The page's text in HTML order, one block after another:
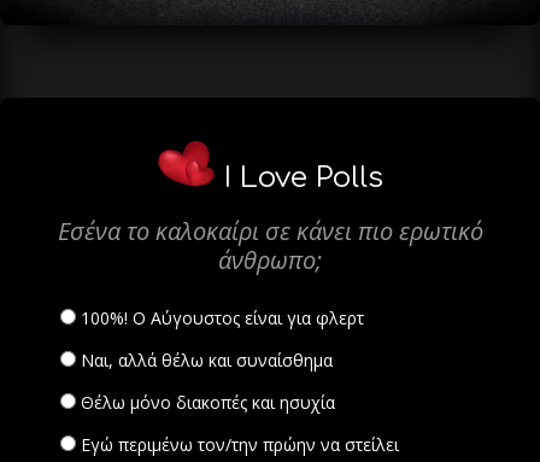
I Love Polls
Εσένα το καλοκαίρι σε κάνει πιο ερωτικό
άνθρωπο;
100%! Ο Αύγουστος είναι για φλερτ
Ναι, αλλά θέλω και συναίσθημα
Θέλω μόνο διακοπές και ησυχία
Εγώ περιμένω τον/την πρώην να στείλει